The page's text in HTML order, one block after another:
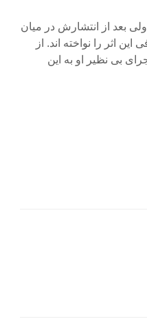
ولى بعد از انتشارش در میان
اثر را نواخته اند. از
خارق العاده اى ریخته در سال ۱۹۵۸ است اجراى بى نظیر او به این